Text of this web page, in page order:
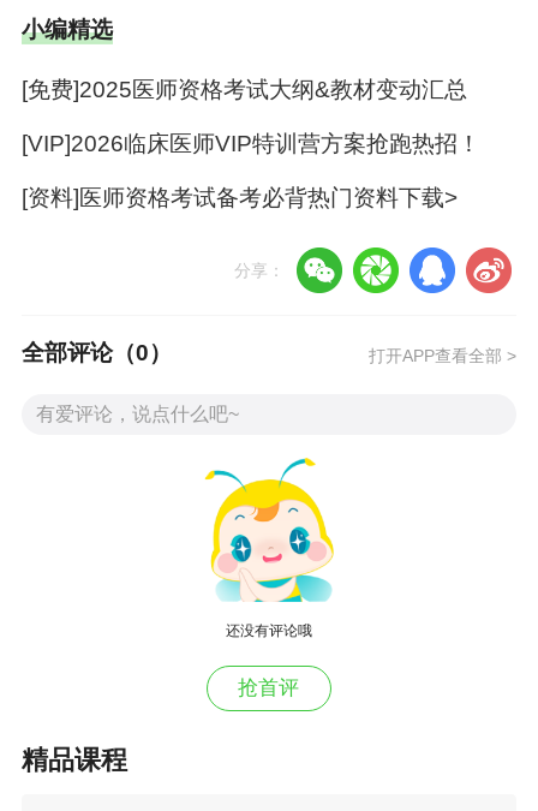
在猜中2024医师资格查分日期的考生中随机抽取
成绩查询方式（参考2023年）
考生可登陆国家医学考试网（）首页“
号”和“图片识别码
小编精选
[免费]2025医师资格考试大纲&教材变动汇总
[VIP]2026临床医师VIP特训营方案抢跑热招！
[资料]医师资格考试备考必背热门资料下载>
分享：
全部评论（0） 打开APP查看全部 >
还没有评论哦
抢首评
精品课程